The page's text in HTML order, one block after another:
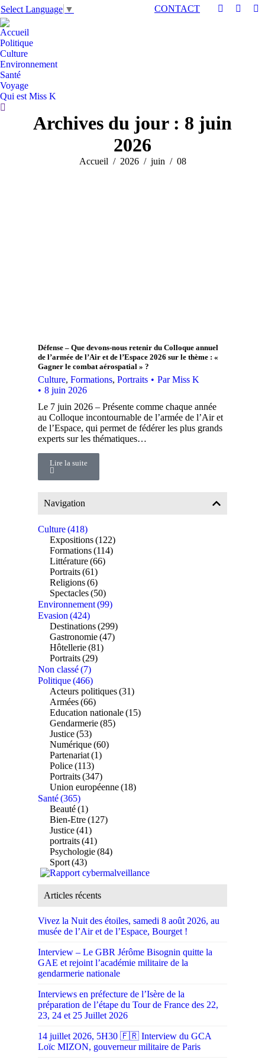
Select Language ▼ CONTACT
Accueil
Politique
Culture
Environnement
Santé
Voyage
Qui est Miss K
Archives du jour : 8 juin
2026
Vous êtes ici :
Accueil 2026 juin 08
Défense – Que devons-nous retenir du Colloque annuel
de l’armée de l’Air et de l’Espace 2026 sur le thème : «
Gagner le combat aérospatial » ?
Culture, Formations, Portraits ParMiss K
8 juin 2026
Le 7 juin 2026 – Présente comme chaque année
au Colloque incontournable de l’armée de l’Air et
de l’Espace, qui permet de fédérer les plus grands
experts sur les thématiques…
Lire la suite
Navigation
Culture(418)
Expositions(122)
Formations(114)
Littérature(66)
Portraits(61)
Religions(6)
Spectacles(50)
Environnement(99)
Evasion (424)
Destinations(299)
Gastronomie(47)
Hôtellerie(81)
Portraits(29)
Non classé(7)
Politique(466)
Acteurs politiques(31)
Armées(66)
Education nationale(15)
Gendarmerie(85)
Justice(53)
Numérique(60)
Partenariat(1)
Police(113)
Portraits(347)
Union européenne(18)
Santé(365)
Beauté(1)
Bien-Etre(127)
Justice(41)
portraits(41)
Psychologie(84)
Sport(43)
Articles récents
Vivez la Nuit des étoiles, samedi 8 août 2026, au
musée de l’Air et de l’Espace, Bourget !
Interview – Le GBR Jérôme Bisognin quitte la
GAE et rejoint l’académie militaire de la
gendarmerie nationale
Interviews en préfecture de l’Isère de la
préparation de l’étape du Tour de France des 22,
23, 24 et 25 Juillet 2026
14 juillet 2026, 5H30 🇫🇷 Interview du GCA
Loïc MIZON, gouverneur militaire de Paris